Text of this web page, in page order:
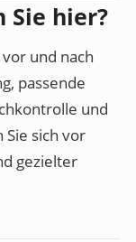
Sie hier?
und nach
passende
und
Sie sich vor
gezielter